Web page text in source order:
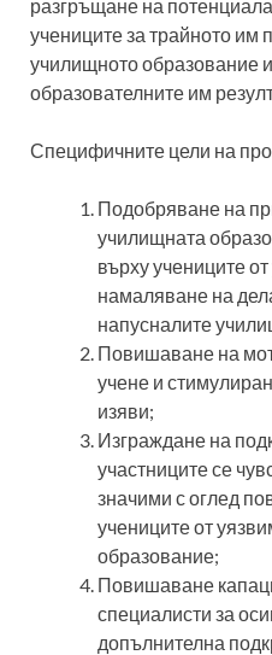
разгръщане на
учениците за трайното им
училищното образование
образователните им
Специфичните цели на
Подобряване на
училищната
върху учениците
намаляване на
напусналите
Повишаване на
учене и
изяви;
Изграждане на
участниците се
значими с оглед
учениците от
образование;
Повишаване
специалисти за
допълнителна